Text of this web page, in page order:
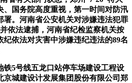
、国务院高度重视，第一时间对防汛
署。河南省公安机关对涉嫌违法犯罪
依法逮捕，河南省纪检监察机关按
纪依法对灾害中涉嫌违纪违法的89名
铁5号线五龙口站停车场建设工程设
京城建设计发展集团股份有限公司郑